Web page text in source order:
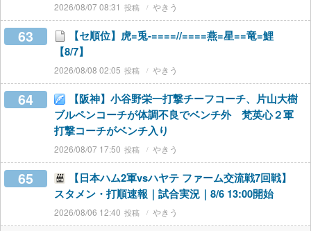
2026/08/07 08:31 やきう
63
【セ順位】虎=兎-====//====燕=星==竜=鯉
【8/7】
2026/08/08 02:05 やきう
64
【阪神】小谷野栄一打撃チーフコーチ、片山大樹
ブルペンコーチが体調不良でベンチ外 梵英心２軍
打撃コーチがベンチ入り
2026/08/07 17:50 やきう
65
【日本ハム2軍vsハヤテ ファーム交流戦7回戦】
スタメン・打順速報｜試合実況｜8/6 13:00開始
2026/08/06 12:40 やきう